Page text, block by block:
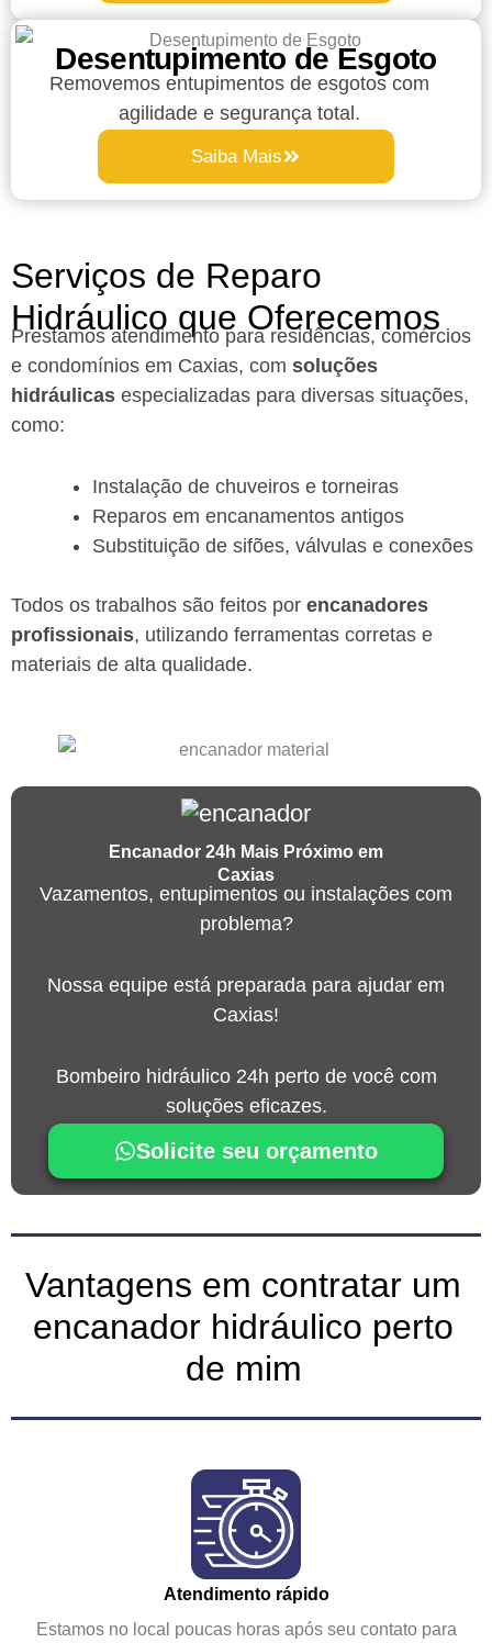
Desentupimento de Esgoto
Removemos entupimentos de esgotos com
agilidade e segurança total.
Saiba Mais
Serviços de Reparo
Hidráulico que Oferecemos
Prestamos atendimento para residências, comércios
e condomínios em Caxias, com soluções
hidráulicas especializadas para diversas situações,
como:
Instalação de chuveiros e torneiras
Reparos em encanamentos antigos
Substituição de sifões, válvulas e conexões
Todos os trabalhos são feitos por encanadores
profissionais, utilizando ferramentas corretas e
materiais de alta qualidade.
Encanador 24h Mais Próximo em
Caxias
Vazamentos, entupimentos ou instalações com
problema?
Nossa equipe está preparada para ajudar em
Caxias!
Bombeiro hidráulico 24h perto de você com
soluções eficazes.
Solicite seu orçamento
Vantagens em contratar um
encanador hidráulico perto
de mim
Atendimento rápido
Estamos no local poucas horas após seu contato para